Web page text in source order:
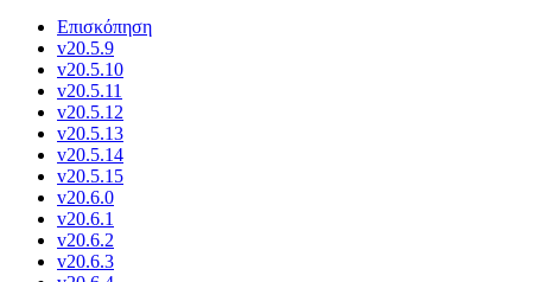
Επισκόπηση
v20.5.9
v20.5.10
v20.5.11
v20.5.12
v20.5.13
v20.5.14
v20.5.15
v20.6.0
v20.6.1
v20.6.2
v20.6.3